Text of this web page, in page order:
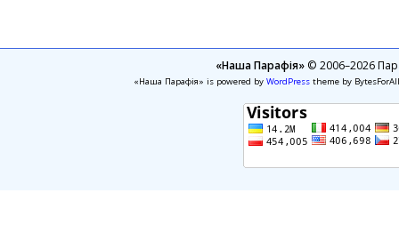
«Наша Парафія»© 2006–2026
«Наша Парафія» is powered by WordPresstheme by